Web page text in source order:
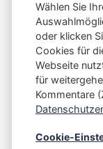
VORHERIGER ARTIKEL
Wine 10.8
TIFF-
die
gemeinsamem
Wählen Sie
oder klicken
Cookies für
Webseite
für
Kommentare
Cookie-